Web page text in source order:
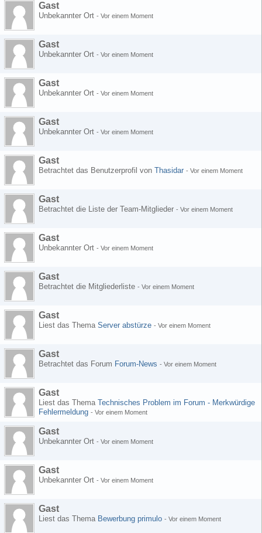
Gast
Unbekannter Ort - Vor einem Moment
Gast
Unbekannter Ort - Vor einem Moment
Gast
Unbekannter Ort - Vor einem Moment
Gast
Unbekannter Ort - Vor einem Moment
Gast
Betrachtet das Benutzerprofil von Thasidar - Vor einem Moment
Gast
Betrachtet die Liste der Team-Mitglieder - Vor einem Moment
Gast
Unbekannter Ort - Vor einem Moment
Gast
Betrachtet die Mitgliederliste - Vor einem Moment
Gast
Liest das Thema Server abstürze - Vor einem Moment
Gast
Betrachtet das Forum Forum-News - Vor einem Moment
Gast
Liest das Thema Technisches Problem im Forum - Merkwürdige
Fehlermeldung - Vor einem Moment
Gast
Unbekannter Ort - Vor einem Moment
Gast
Unbekannter Ort - Vor einem Moment
Gast
Liest das Thema Bewerbung primulo - Vor einem Moment